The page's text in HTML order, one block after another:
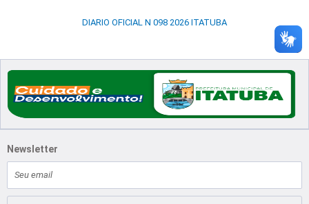
DIARIO OFICIAL N 098 2026 ITATUBA
Newsletter
mail